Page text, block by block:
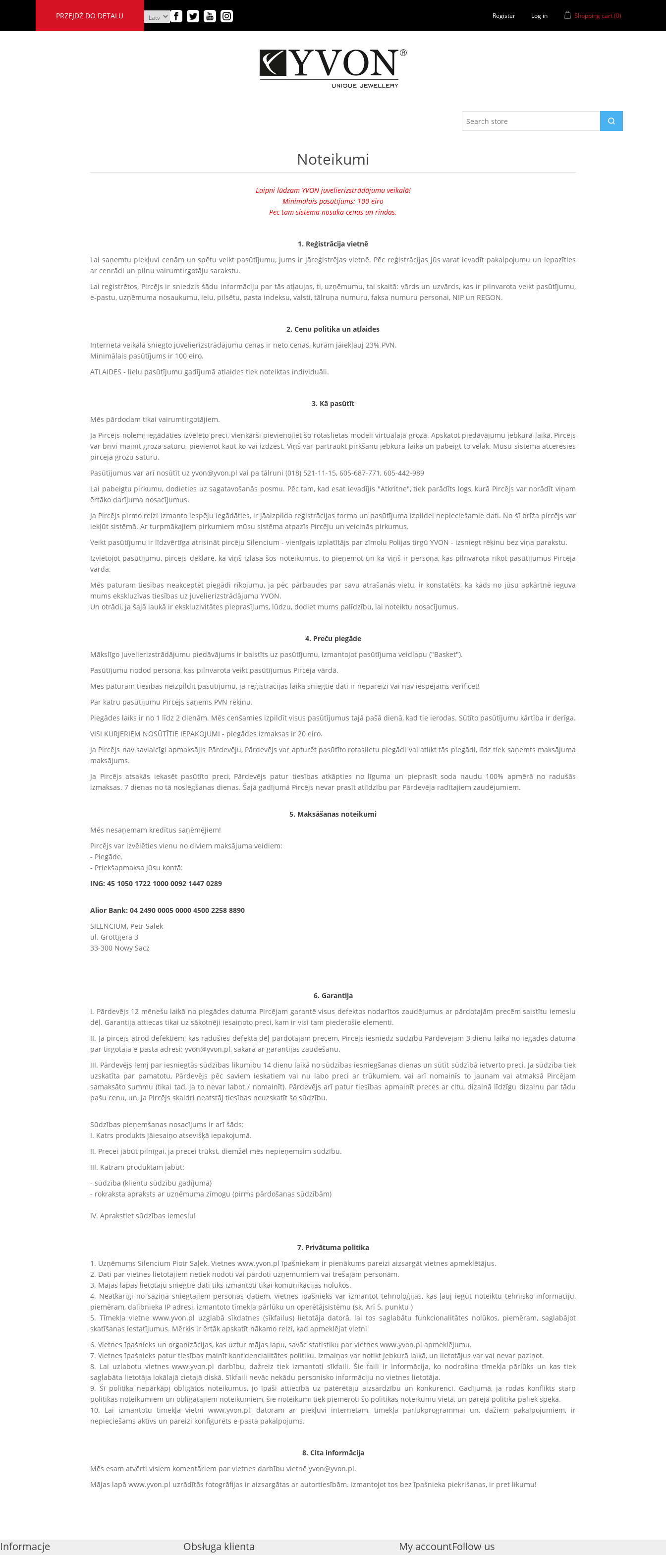
PRZEJDŹ DO DETALU Register Log in Shopping cart(0)
Noteikumi
Laipni lūdzam YVON juvelierizstrādājumu veikalā!
Minimālais pasūtījums: 100 eiro
Pēc tam sistēma nosaka cenas un rindas.
1. Reģistrācija vietnē
Lai saņemtu piekļuvi cenām un spētu veikt pasūtījumu, jums ir jāreģistrējas vietnē. Pēc reģistrācijas jūs varat ievadīt pakalpojumu un iepazīties
ar cenrādi un pilnu vairumtirgotāju sarakstu.
Lai reģistrētos, Pircējs ir sniedzis šādu informāciju par tās atļaujas, ti, uzņēmumu, tai skaitā: vārds un uzvārds, kas ir pilnvarota veikt pasūtījumu,
e-pastu, uzņēmuma nosaukumu, ielu, pilsētu, pasta indeksu, valsti, tālruņa numuru, faksa numuru personai, NIP un REGON.
2. Cenu politika un atlaides
Interneta veikalā sniegto juvelierizstrādājumu cenas ir neto cenas, kurām jāiekļauj 23% PVN.
Minimālais pasūtījums ir 100 eiro.
ATLAIDES - lielu pasūtījumu gadījumā atlaides tiek noteiktas individuāli.
3. Kā pasūtīt
Mēs pārdodam tikai vairumtirgotājiem.
Ja Pircējs nolemj iegādāties izvēlēto preci, vienkārši pievienojiet šo rotaslietas modeli virtuālajā grozā. Apskatot piedāvājumu jebkurā laikā, Pircējs
var brīvi mainīt groza saturu, pievienot kaut ko vai izdzēst. Viņš var pārtraukt pirkšanu jebkurā laikā un pabeigt to vēlāk. Mūsu sistēma atcerēsies
pircēja grozu saturu.
Pasūtījumus var arī nosūtīt uz yvon@yvon.pl vai pa tālruni (018) 521-11-15, 605-687-771, 605-442-989
Lai pabeigtu pirkumu, dodieties uz sagatavošanās posmu. Pēc tam, kad esat ievadījis "Atkritne", tiek parādīts logs, kurā Pircējs var norādīt viņam
ērtāko darījuma nosacījumus.
Ja Pircējs pirmo reizi izmanto iespēju iegādāties, ir jāaizpilda reģistrācijas forma un pasūtījuma izpildei nepieciešamie dati. No šī brīža pircējs var
iekļūt sistēmā. Ar turpmākajiem pirkumiem mūsu sistēma atpazīs Pircēju un veicinās pirkumus.
Veikt pasūtījumu ir līdzvērtīga atrisināt pircēju Silencium - vienīgais izplatītājs par zīmolu Polijas tirgū YVON - izsniegt rēķinu bez viņa parakstu.
Izvietojot pasūtījumu, pircējs deklarē, ka viņš izlasa šos noteikumus, to pieņemot un ka viņš ir persona, kas pilnvarota rīkot pasūtījumus Pircēja
vārdā.
Mēs paturam tiesības neakceptēt piegādi rīkojumu, ja pēc pārbaudes par savu atrašanās vietu, ir konstatēts, ka kāds no jūsu apkārtnē ieguva
mums ekskluzīvas tiesības uz juvelierizstrādājumu YVON.
Un otrādi, ja šajā laukā ir ekskluzivitātes pieprasījums, lūdzu, dodiet mums palīdzību, lai noteiktu nosacījumus.
4. Preču piegāde
Mākslīgo juvelierizstrādājumu piedāvājums ir balstīts uz pasūtījumu, izmantojot pasūtījuma veidlapu ("Basket").
Pasūtījumu nodod persona, kas pilnvarota veikt pasūtījumus Pircēja vārdā.
Mēs paturam tiesības neizpildīt pasūtījumu, ja reģistrācijas laikā sniegtie dati ir nepareizi vai nav iespējams verificēt!
Par katru pasūtījumu Pircējs saņems PVN rēķinu.
Piegādes laiks ir no 1 līdz 2 dienām. Mēs cenšamies izpildīt visus pasūtījumus tajā pašā dienā, kad tie ierodas. Sūtīto pasūtījumu kārtība ir derīga.
VISI KURJERIEM NOSŪTĪTIE IEPAKOJUMI - piegādes izmaksas ir 20 eiro.
Ja Pircējs nav savlaicīgi apmaksājis Pārdevēju, Pārdevējs var apturēt pasūtīto rotaslietu piegādi vai atlikt tās piegādi, līdz tiek saņemts maksājuma
maksājums.
Ja Pircējs atsakās iekasēt pasūtīto preci, Pārdevējs patur tiesības atkāpties no līguma un pieprasīt soda naudu 100% apmērā no radušās
izmaksas. 7 dienas no tā noslēgšanas dienas. Šajā gadījumā Pircējs nevar prasīt atlīdzību par Pārdevēja radītajiem zaudējumiem.
5. Maksāšanas noteikumi
Mēs nesaņemam kredītus saņēmējiem!
Pircējs var izvēlēties vienu no diviem maksājuma veidiem:
- Piegāde.
- Priekšapmaksa jūsu kontā:
ING: 45 1050 1722 1000 0092 1447 0289
Alior Bank: 04 2490 0005 0000 4500 2258 8890
SILENCIUM, Petr Salek
ul. Grottgera 3
33-300 Nowy Sacz
6. Garantija
I. Pārdevējs 12 mēnešu laikā no piegādes datuma Pircējam garantē visus defektos nodarītos zaudējumus ar pārdotajām precēm saistītu iemeslu
dēļ. Garantija attiecas tikai uz sākotnēji iesaiņoto preci, kam ir visi tam piederošie elementi.
II. Ja pircējs atrod defektiem, kas radušies defekta dēļ pārdotajām precēm, Pircējs iesniedz sūdzību Pārdevējam 3 dienu laikā no iegādes datuma
par tirgotāja e-pasta adresi: yvon@yvon.pl, sakarā ar garantijas zaudēšanu.
III. Pārdevējs lemj par iesniegtās sūdzības likumību 14 dienu laikā no sūdzības iesniegšanas dienas un sūtīt sūdzībā ietverto preci. Ja sūdzība tiek
uzskatīta par pamatotu, Pārdevējs pēc saviem ieskatiem vai nu labo preci ar trūkumiem, vai arī nomainīs to jaunam vai atmaksā Pircējam
samaksāto summu (tikai tad, ja to nevar labot / nomainīt). Pārdevējs arī patur tiesības apmainīt preces ar citu, dizainā līdzīgu dizainu par tādu
pašu cenu, un, ja Pircējs skaidri neatstāj tiesības neuzskatīt šo sūdzību.
Sūdzības pieņemšanas nosacījums ir arī šāds:
I. Katrs produkts jāiesaiņo atsevišķā iepakojumā.
II. Precei jābūt pilnīgai, ja precei trūkst, diemžēl mēs nepieņemsim sūdzību.
III. Katram produktam jābūt:
- sūdzība (klientu sūdzību gadījumā)
- rokraksta apraksts ar uzņēmuma zīmogu (pirms pārdošanas sūdzībām)
IV. Aprakstiet sūdzības iemeslu!
7. Privātuma politika
1. Uzņēmums Silencium Piotr Saļek. Vietnes www.yvon.pl īpašniekam ir pienākums pareizi aizsargāt vietnes apmeklētājus.
2. Dati par vietnes lietotājiem netiek nodoti vai pārdoti uzņēmumiem vai trešajām personām.
3. Mājas lapas lietotāju sniegtie dati tiks izmantoti tikai komunikācijas nolūkos.
4. Neatkarīgi no saziņā sniegtajiem personas datiem, vietnes īpašnieks var izmantot tehnoloģijas, kas ļauj iegūt noteiktu tehnisko informāciju,
piemēram, dalībnieka IP adresi, izmantoto tīmekļa pārlūku un operētājsistēmu (sk. Arī 5. punktu )
5. Tīmekļa vietne www.yvon.pl uzglabā sīkdatnes (sīkfailus) lietotāja datorā, lai tos saglabātu funkcionalitātes nolūkos, piemēram, saglabājot
skatīšanas iestatījumus. Mērķis ir ērtāk apskatīt nākamo reizi, kad apmeklējat vietni
6. Vietnes īpašnieks un organizācijas, kas uztur mājas lapu, savāc statistiku par vietnes www.yvon.pl apmeklējumu.
7. Vietnes īpašnieks patur tiesības mainīt konfidencialitātes politiku. Izmaiņas var notikt jebkurā laikā, un lietotājus var vai nevar paziņot.
8. Lai uzlabotu vietnes www.yvon.pl darbību, dažreiz tiek izmantoti sīkfaili. Šie faili ir informācija, ko nodrošina tīmekļa pārlūks un kas tiek
saglabāta lietotāja lokālajā cietajā diskā. Sīkfaili nevāc nekādu personisko informāciju no vietnes lietotāja.
9. Šī politika nepārkāpj obligātos noteikumus, jo īpaši attiecībā uz patērētāju aizsardzību un konkurenci. Gadījumā, ja rodas konflikts starp
politikas noteikumiem un obligātajiem noteikumiem, šie noteikumi tiek piemēroti šo politikas noteikumu vietā, un pārējā politika paliek spēkā.
10. Lai izmantotu tīmekļa vietni www.yvon.pl, datoram ar piekļuvi internetam, tīmekļa pārlūkprogrammai un, dažiem pakalpojumiem, ir
nepieciešams aktīvs un pareizi konfigurēts e-pasta pakalpojums.
8. Cita informācija
Mēs esam atvērti visiem komentāriem par vietnes darbību vietnē yvon@yvon.pl.
Mājas lapā www.yvon.pl uzrādītās fotogrāfijas ir aizsargātas ar autortiesībām. Izmantojot tos bez īpašnieka piekrišanas, ir pret likumu!
Informacje Obsługa klienta My accountFollow us